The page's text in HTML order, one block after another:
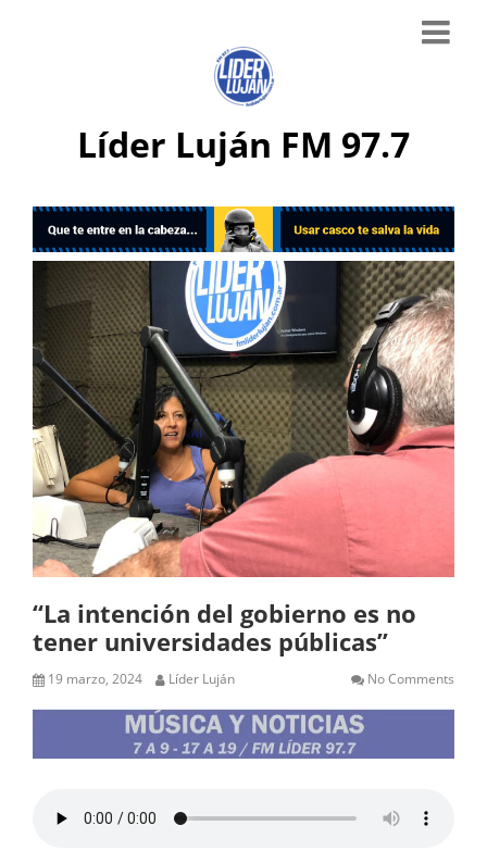
Líder Luján FM 97.7
“La intención del gobierno es no
tener universidades públicas”
19 marzo, 2024 Líder Luján No Comments